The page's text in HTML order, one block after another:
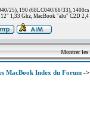
25), 190 (68LC040/66/33),
1,33 Ghz, MacBook "alu" C2D
Montrer les
MacBook Index du Forum->